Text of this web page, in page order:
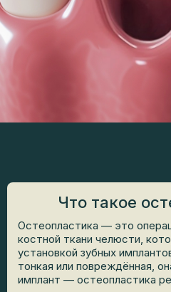
Что такое
Остеопластика — это
костной ткани челюсти,
установкой зубных
тонкая или повреждённая,
имплант — остеопластика